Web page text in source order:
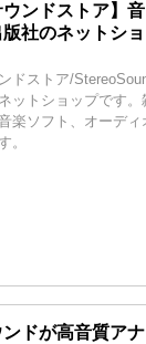
ウンドストア】
社のネットショ
ドストア/
ットショップです
楽ソフト、オーデ
。
ドが高音質ア